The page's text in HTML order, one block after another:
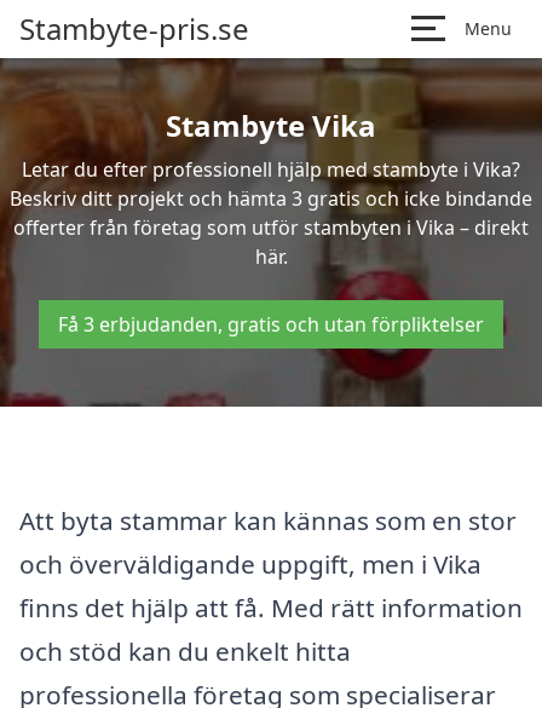
Stambyte-pris.se Menu
Stambyte Vika
Letar du efter professionell hjälp med stambyte i Vika?
Beskriv ditt projekt och hämta 3 gratis och icke bindande
offerter från företag som utför stambyten i Vika – direkt
här.
Få 3 erbjudanden, gratis och utan förpliktelser
Att byta stammar kan kännas som en stor
och överväldigande uppgift, men i Vika
finns det hjälp att få. Med rätt information
och stöd kan du enkelt hitta
professionella företag som specialiserar